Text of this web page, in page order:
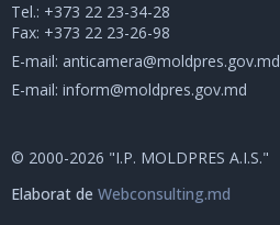
Tel.: +373 22 23-34-28
Fax: +373 22 23-26-98
E-mail: anticamera@moldpres.gov.md
E-mail: inform@moldpres.gov.md
© 2000-2026 "I.P. MOLDPRES A.I.S."
Elaborat de Webconsulting.md